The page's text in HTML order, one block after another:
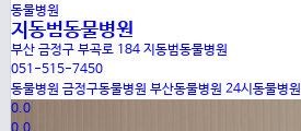
동물병원
지동범동물병원
부산 금정구 부곡로 184 지동범동물병원
051-515-7450
동물병원 금정구동물병원 부산동물병원 24시동물병원
0.0